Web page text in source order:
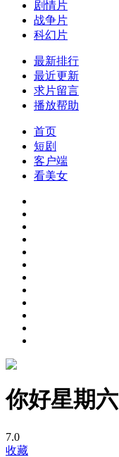
剧情片
战争片
科幻片
最新排行
最近更新
求片留言
播放帮助
首页
短剧
客户端
看美女
你好星期六
7.0
收藏